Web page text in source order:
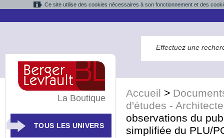
Ce site utilise des cookies nécessaires à son fonctionnement et des
Accueil >
d'études -
observations du
simplifiée du PLU/
La Boutique
TOUS LES UNIVERS